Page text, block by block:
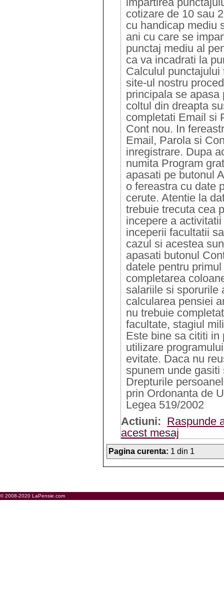
cotizare de 10 sau
cu handicap mediu
ani cu care se
punctaj mediu al
ca va incadrati la
Calculul
site-ul nostru
principala se apasa
coltul din dreapta
completati Email si
Cont nou. In
Email, Parola si
inregistrare. Dupa
numita Program
apasati pe butonul
o fereastra cu date
cerute. Atentie la
trebuie trecuta cea
incepere a
inceperii facultatii
cazul si acestea
apasati butonul
datele pentru
completarea
salariile si sporurile
calcularea pensiei
nu trebuie
facultate, stagiul
Este bine sa cititi in
utilizare
evitate. Daca nu
spunem unde
Drepturile
prin Ordonanta de
Legea 519/2002
Actiuni: Raspunde
acest mesaj
Pagina curenta: 1 din 1
© 2008-2020 LaPensie.com